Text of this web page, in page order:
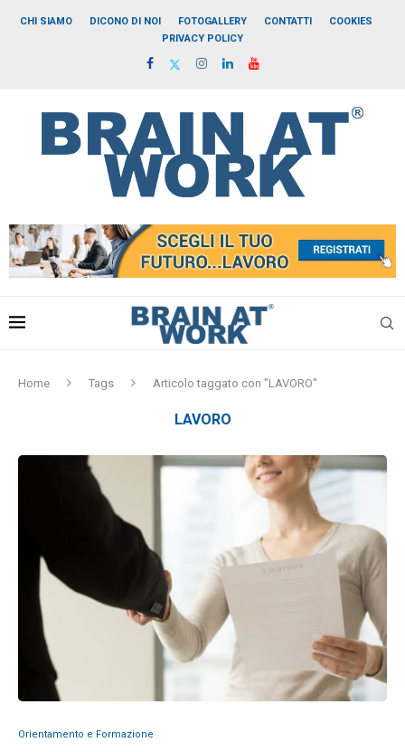
CHI SIAMO DICONO DI NOI FOTOGALLERY CONTATTI
COOKIES
PRIVACY POLICY
Home Tags Articolo taggato con "LAVORO"
LAVORO
Orientamento e Formazione